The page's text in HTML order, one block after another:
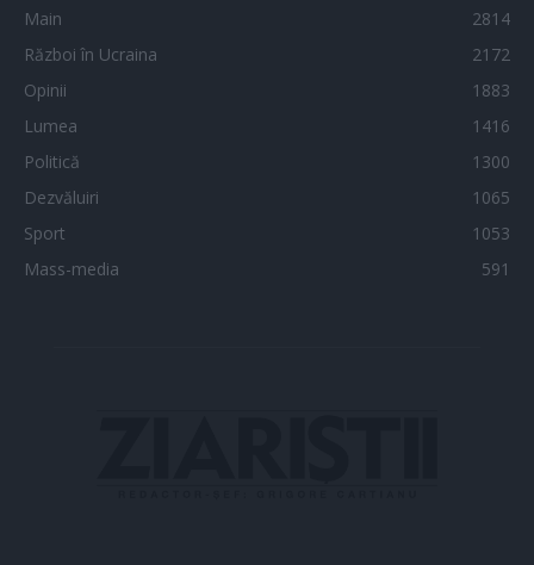
Main
2814
Război în Ucraina
2172
Opinii
1883
Lumea
1416
Politică
1300
Dezvăluiri
1065
Sport
1053
Mass-media
591